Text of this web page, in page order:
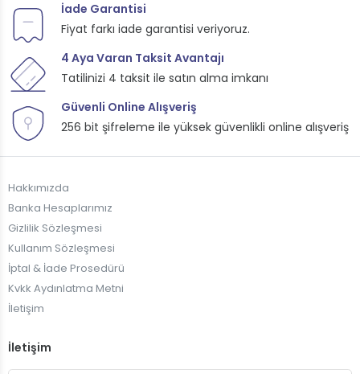
İade Garantisi
Fiyat farkı iade garantisi veriyoruz.
4 Aya Varan Taksit Avantajı
Tatilinizi 4 taksit ile satın alma imkanı
Güvenli Online Alışveriş
256 bit şifreleme ile yüksek güvenlikli online alışveriş
Hakkımızda
Banka Hesaplarımız
Gizlilik Sözleşmesi
Kullanım Sözleşmesi
İptal & İade Prosedürü
Kvkk Aydınlatma Metni
İletişim
İletişim